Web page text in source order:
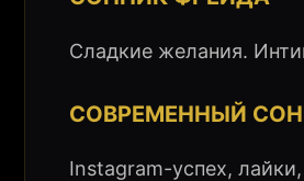
Сладкие желания.
СОВРЕМЕННЫЙ
Instagram-успех,